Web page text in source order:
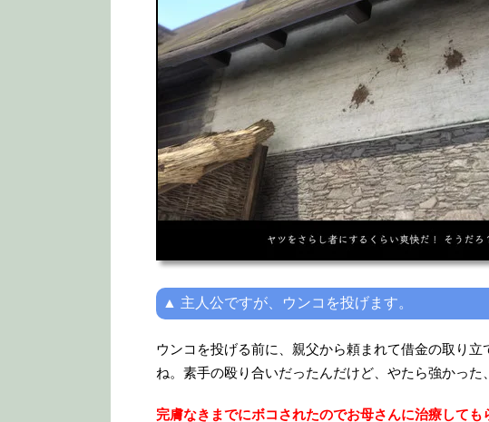
▲ 主人公ですが、ウンコを投げます。
ウンコを投げる前に、親父から頼まれて借金の取り
ね。素手の殴り合いだったんだけど、やたら強かった
完膚なきまでにボコされたのでお母さんに治療しても